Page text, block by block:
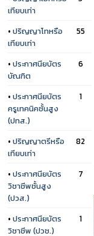
เทียบเท่า
• ปริญญาโทหรือ
เทียบเท่า
55
• ประกาศนียบัตร
บัณฑิต
6
• ประกาศนียบัตร
ครูเทคนิคชั้นสูง
(ปทส.)
1
• ปริญญาตรีหรือ
เทียบเท่า
82
• ประกาศนียบัตร
วิชาชีพชั้นสูง
(ปวส.)
7
• ประกาศนียบัตร
วิชาชีพ (ปวช.)
1